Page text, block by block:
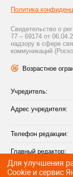
Политика
Свидетельство о
77 – 69174 от
надзору в сфере
коммуникаций
Возрастное
Учредитель:
Адрес учредителя:
Телефон редакции:
Главный редактор:
Адрес электронной
Для улучшения
Сookie и сервис